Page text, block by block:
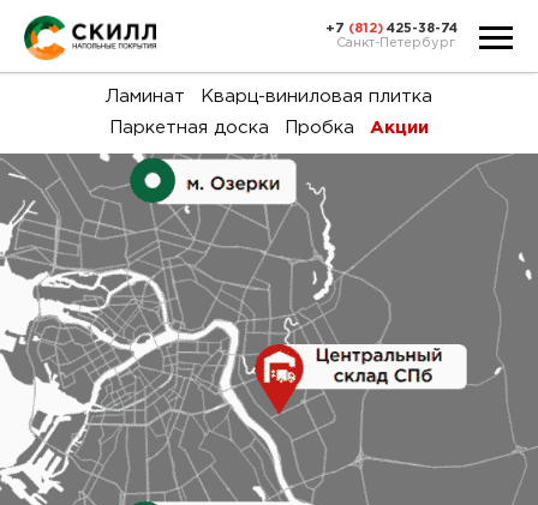
и
+7 (812) 425-38-74
Санкт-Петербург
Ламинат
Кварц-виниловая плитка
Паркетная доска
Пробка Акции